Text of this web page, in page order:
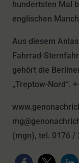
hundertsten Mal
englischen
Aus diesem
Fahrrad-
gehört die
„Treptow-Nord“.
(mgn), tel. 0176 /